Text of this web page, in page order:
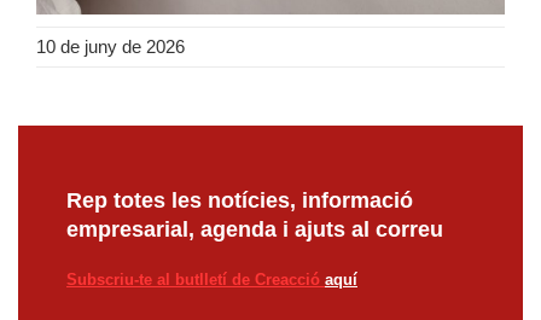
10 de juny de 2026
Rep totes les notícies, informació
empresarial, agenda i ajuts al correu
Subscriu-te al butlletí de Creacció aquí